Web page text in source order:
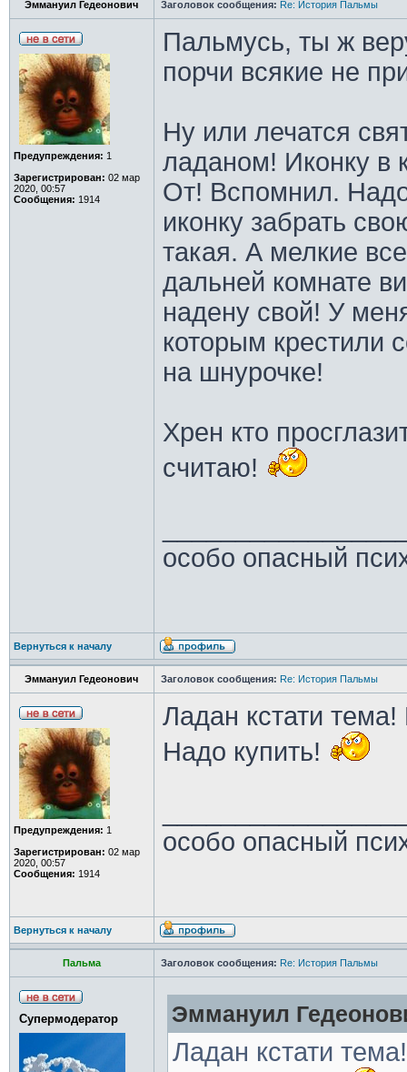
Эммануил Гедеонович Заголовок сообщения: Re: История Пальмы
Предупреждения: 1
Зарегистрирован: 02 мар
2020, 00:57
Сообщения: 1914
Пальмусь, ты ж
порчи всякие не
Ну или лечатся
ладаном! Иконку в
От! Вспомнил.
иконку забрать
такая. А мелкие
дальней комнате
надену свой! У
которым крестили
на шнурочке!
Хрен кто
считаю!
особо опасный
Вернуться к началу
Эммануил Гедеонович Заголовок сообщения: Re: История Пальмы
Предупреждения: 1
Зарегистрирован: 02 мар
2020, 00:57
Сообщения: 1914
Ладан кстати
Надо купить!
особо опасный
Вернуться к началу
Пальма Заголовок сообщения: Re: История Пальмы
Супермодератор Эммануил
Ладан кстати